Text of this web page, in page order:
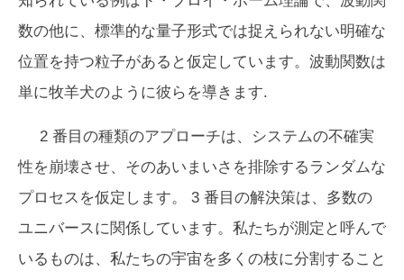
数の他に、標準的な量子形式では捉えられない明確な
位置を持つ粒子があると仮定しています。波動関数は
単に牧羊犬のように彼らを導きます.
2 番目の種類のアプローチは、システムの不確実
性を崩壊させ、そのあいまいさを排除するランダムな
プロセスを仮定します。 3 番目の解決策は、多数の
ユニバースに関係しています。私たちが測定と呼んで
いるものは、私たちの宇宙を多くの枝に分割すること